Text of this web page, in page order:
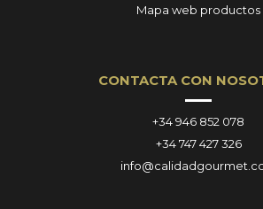
Mapa web productos
CONTACTA CON
+34 946 852 078
+34 747 427 326